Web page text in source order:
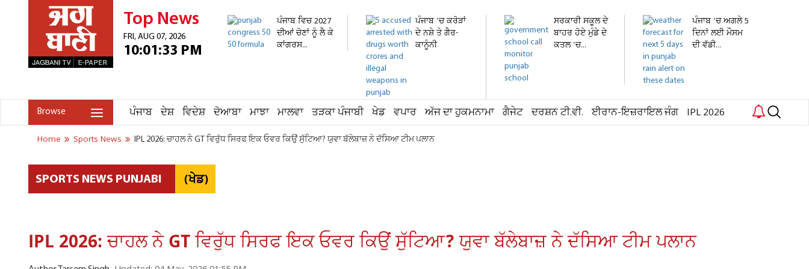
Top News
FRI, AUG 07, 2026
10:01:33 PM
ਪੰਜਾਬ ਵਿਚ 2027
ਦੀਆਂ ਚੋਣਾਂ ਨੂੰ ਲੈ ਕੇ
ਕਾਂਗਰਸ...
ਪੰਜਾਬ 'ਚ ਕਰੋੜਾਂ
ਦੇ ਨਸ਼ੇ ਤੇ ਗੈਰ-
ਕਾਨੂੰਨੀ
ਸਰਕਾਰੀ ਸਕੂਲ ਦੇ
ਬਾਹਰ ਹੋਏ ਮੁੰਡੇ ਦੇ
ਕਤਲ 'ਚ...
ਪੰਜਾਬ 'ਚ ਅਗਲੇ 5
ਦਿਨਾਂ ਲਈ ਮੌਸਮ
ਦੀ ਵੱਡੀ...
Browse ਪੰਜਾਬ ਦੇਸ਼ ਵਿਦੇਸ਼ ਦੋਆਬਾ ਮਾਝਾ ਮਾਲਵਾ ਤੜਕਾ ਪੰਜਾਬੀ ਖੇਡ ਵਪਾਰ ਅੱਜ ਦਾ ਹੁਕਮਨਾਮਾ ਗੈਜੇਟ ਦਰਸ਼ਨ ਟੀ.ਵੀ. ਈਰਾਨ-ਇਜ਼ਰਾਇਲ ਜੰਗ IPL 2026
Home Sports News IPL 2026: ਚਾਹਲ ਨੇ GT ਵਿਰੁੱਧ ਸਿਰਫ ਇਕ ਓਵਰ ਕਿਉਂ ਸੁੱਟਿਆ? ਯੁਵਾ ਬੱਲੇਬਾਜ਼ ਨੇ ਦੱਸਿਆ ਟੀਮ ਪਲਾਨ
SPORTS NEWS PUNJABI (ਖੇਡ)
IPL 2026: ਚਾਹਲ ਨੇ GT ਵਿਰੁੱਧ ਸਿਰਫ ਇਕ ਓਵਰ ਕਿਉਂ ਸੁੱਟਿਆ? ਯੁਵਾ ਬੱਲੇਬਾਜ਼ ਨੇ ਦੱਸਿਆ ਟੀਮ ਪਲਾਨ